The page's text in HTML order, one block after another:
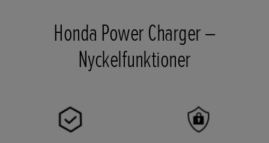
Honda Power Charger –
Nyckelfunktioner